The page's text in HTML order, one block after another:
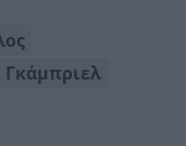
Γκάμπριελ